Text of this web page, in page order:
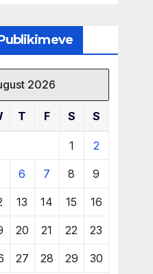
2026
T F S S
1 2
6 7 8 9
13 14 15 16
20 21 22 23
27 28 29 30